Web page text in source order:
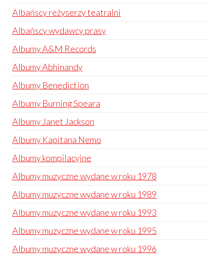
Albańscy reżyserzy teatralni
Albańscy wydawcy prasy
Albumy A&M Records
Albumy Abhinandy
Albumy Benediction
Albumy Burning Speara
Albumy Janet Jackson
Albumy Kapitana Nemo
Albumy kompilacyjne
Albumy muzyczne wydane w roku 1978
Albumy muzyczne wydane w roku 1989
Albumy muzyczne wydane w roku 1993
Albumy muzyczne wydane w roku 1995
Albumy muzyczne wydane w roku 1996